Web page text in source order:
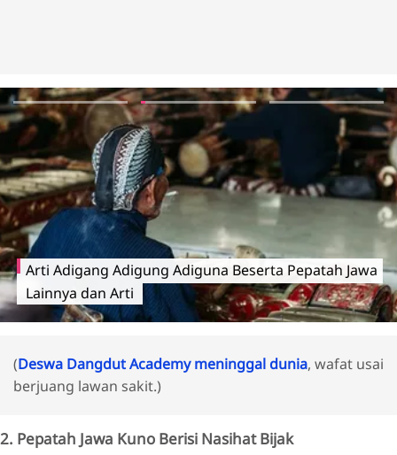
Arti Adigang Adigung Adiguna Beserta Pepatah Jawa
Lainnya dan Arti
(Deswa Dangdut Academy meninggal dunia, wafat usai
berjuang lawan sakit.)
2. Pepatah Jawa Kuno Berisi Nasihat Bijak